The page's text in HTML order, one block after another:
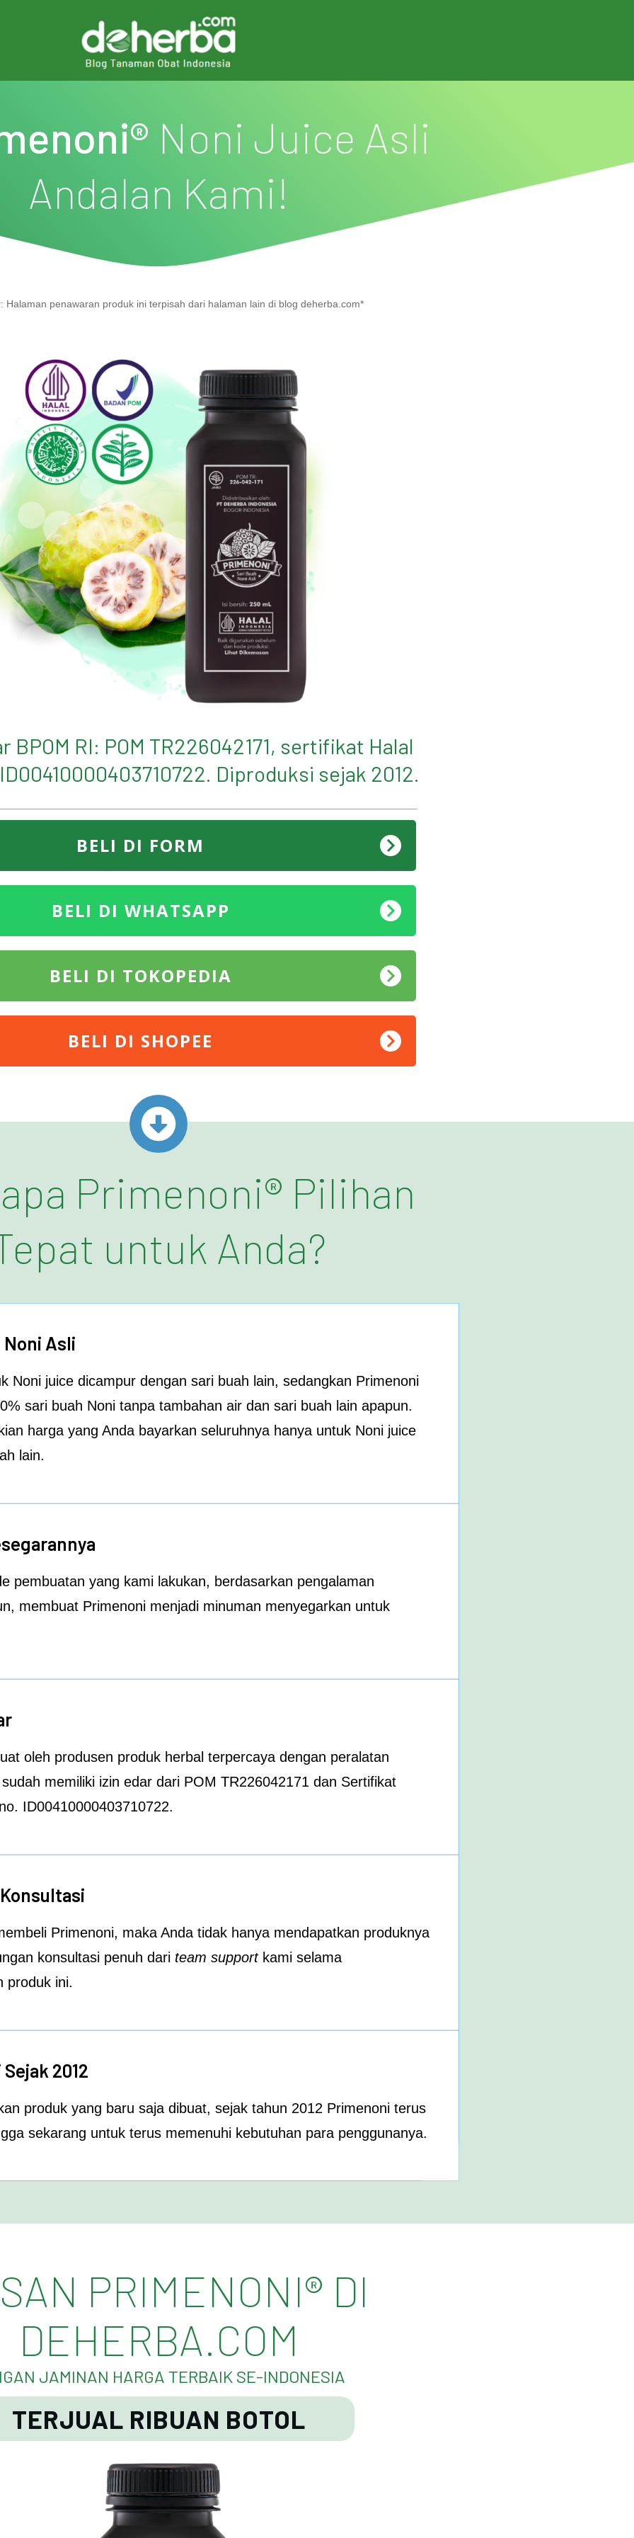
® Noni Juice Asli
Andalan Kami!
Halaman penawaran produk ini terpisah dari halaman lain di blog deherba.com*
BPOM RI: POM TR226042171, sertifikat Halal
Diproduksi sejak 2012.
BELI DI FORM
BELI DI WHATSAPP
BELI DI TOKOPEDIA
BELI DI SHOPEE
Primenoni® Pilihan
untuk Anda?
Noni Asli
Noni juice dicampur dengan sari buah lain, sedangkan Primenoni
sari buah Noni tanpa tambahan air dan sari buah lain apapun.
harga yang Anda bayarkan seluruhnya hanya untuk Noni juice
lain.
pembuatan yang kami lakukan, berdasarkan pengalaman
membuat Primenoni menjadi minuman menyegarkan untuk
oleh produsen produk herbal terpercaya dengan peralatan
memiliki izin edar dari POM TR226042171 dan Sertifikat
ID00410000403710722.
Primenoni, maka Anda tidak hanya mendapatkan produknya
konsultasi penuh dari team supportkami selama
produk ini.
2012
produk yang baru saja dibuat, sejak tahun 2012 Primenoni terus
sekarang untuk terus memenuhi kebutuhan para penggunanya.
PRIMENONI® DI
DEHERBA.COM
JAMINAN HARGA TERBAIK SE-INDONESIA
TERJUAL RIBUAN BOTOL